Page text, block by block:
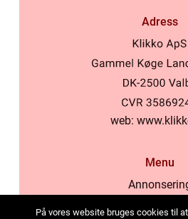
Adress
web:
Menu
På vores website bruges cookies til